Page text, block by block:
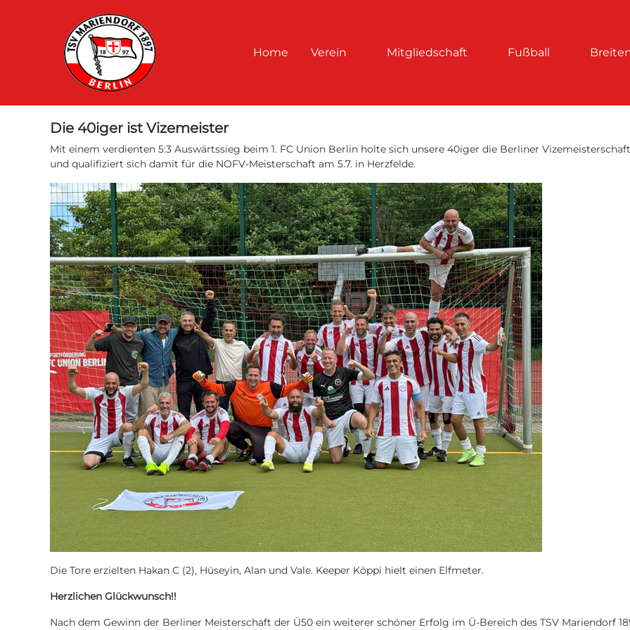
Home Verein Mitgliedschaft Fußball
Die 40iger ist Vizemeister
Mit einem verdienten 5:3 Auswärtssieg beim 1. FC Union Berlin holte sich unsere 40iger die Berliner
und qualifiziert sich damit für die NOFV-Meisterschaft am 5.7. in Herzfelde.
Die Tore erzielten Hakan C (2), Hüseyin, Alan und Vale. Keeper Köppi hielt einen Elfmeter.
Herzlichen Glückwunsch!!
Nach dem Gewinn der Berliner Meisterschaft der Ü50 ein weiterer schöner Erfolg im Ü-Bereich des TSV Mariendorf